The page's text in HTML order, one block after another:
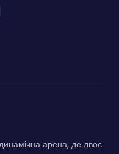
арена, де двоє